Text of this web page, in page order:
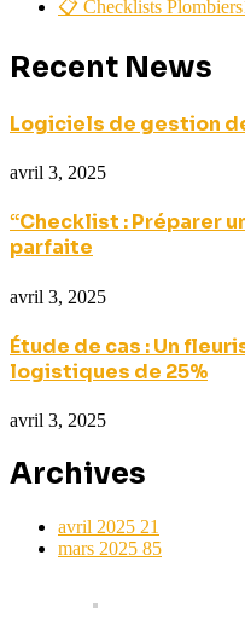
📋 Checklists Plombiers
Recent News
Logiciels de gestion
avril 3, 2025
“Checklist : Préparer
parfaite
avril 3, 2025
Étude de cas : Un
logistiques de 25%
avril 3, 2025
Archives
avril 2025 21
mars 2025 85